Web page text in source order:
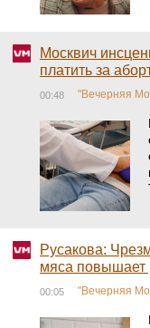
Москвич
платить за
00:48 "Вечерняя
Русакова:
мяса повышает
00:05 "Вечерняя